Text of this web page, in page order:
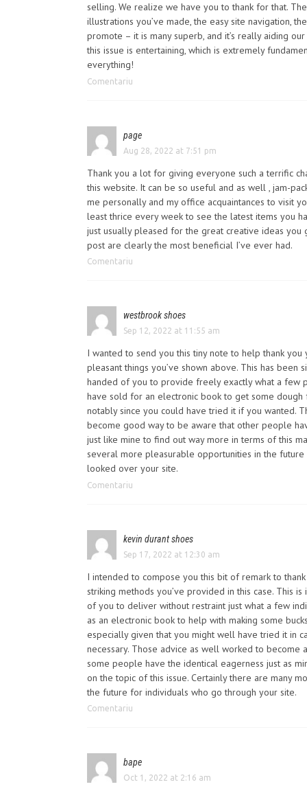
selling. We realize we have you to thank for that.
illustrations you’ve made, the easy site navigation,
promote – it is many superb, and it’s really aiding
this issue is entertaining, which is extremely
everything!
Comentariu
page
Aug 28, 2022 at 7:51 pm
Thank you a lot for giving everyone such a terrific
this website. It can be so useful and as well , jam-
me personally and my office acquaintances to visit
least thrice every week to see the latest items you
just usually pleased for the great creative ideas you
post are clearly the most beneficial I’ve ever had.
Comentariu
westbrook shoes
Sep 12, 2022 at 11:55 am
I wanted to send you this tiny note to help thank you
pleasant things you’ve shown above. This has been
handed of you to provide freely exactly what a few
have sold for an electronic book to get some dough
notably since you could have tried it if you wanted.
become good way to be aware that other people
just like mine to find out way more in terms of this
several more pleasurable opportunities in the
looked over your site.
Comentariu
kevin durant shoes
Sep 17, 2022 at 12:30 am
I intended to compose you this bit of remark to
striking methods you’ve provided in this case. This
of you to deliver without restraint just what a few
as an electronic book to help with making some
especially given that you might well have tried it in
necessary. Those advice as well worked to become
some people have the identical eagerness just as
on the topic of this issue. Certainly there are many
the future for individuals who go through your site.
Comentariu
bape
Oct 1, 2022 at 2:16 am